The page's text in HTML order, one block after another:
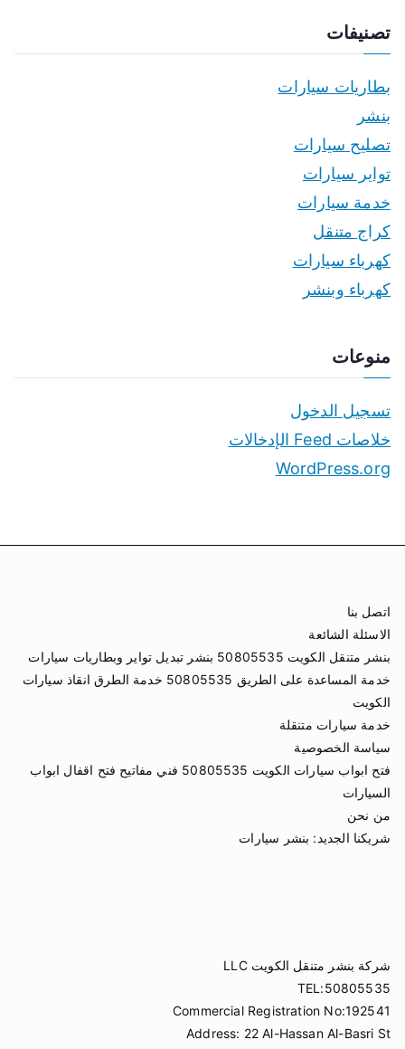
تصنيفات
بطاريات سيارات
بنشر
تصليح سيارات
تواير سيارات
خدمة سيارات
كراج متنقل
كهرباء سيارات
كهرباء وبنشر
منوعات
تسجيل الدخول
خلاصات Feed الإدخالات
WordPress.org
اتصل بنا
الاسئلة الشائعة
بنشر متنقل الكويت 50805535 بنشر تبديل تواير وبطاريات سيارات
خدمة المساعدة على الطريق 50805535 خدمة الطرق انقاذ سيارات
الكويت
خدمة سيارات متنقلة
سياسة الخصوصية
فتح ابواب سيارات الكويت 50805535 فني مفاتيح فتح اقفال ابواب
السيارات
من نحن
شريكنا الجديد: بنشر سيارات
شركة بنشر متنقل الكويت LLC
TEL:50805535
Commercial Registration No:192541
Address: 22 Al-Hassan Al-Basri St